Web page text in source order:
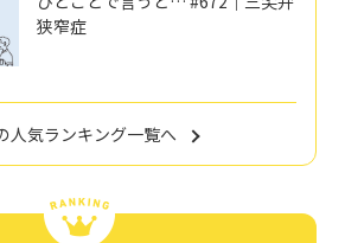
狭窄症
人気ランキング一覧へ